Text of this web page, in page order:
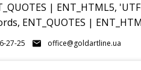
| ENT_HTML5,
ENT_QUOTES |
27-25 office@goldartline.ua